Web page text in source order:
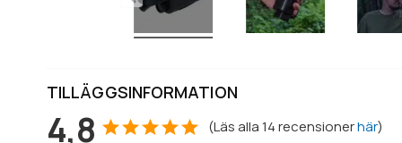
TILLÄGGSINFORMATION
4,8 (Läs alla14recensionerhär)